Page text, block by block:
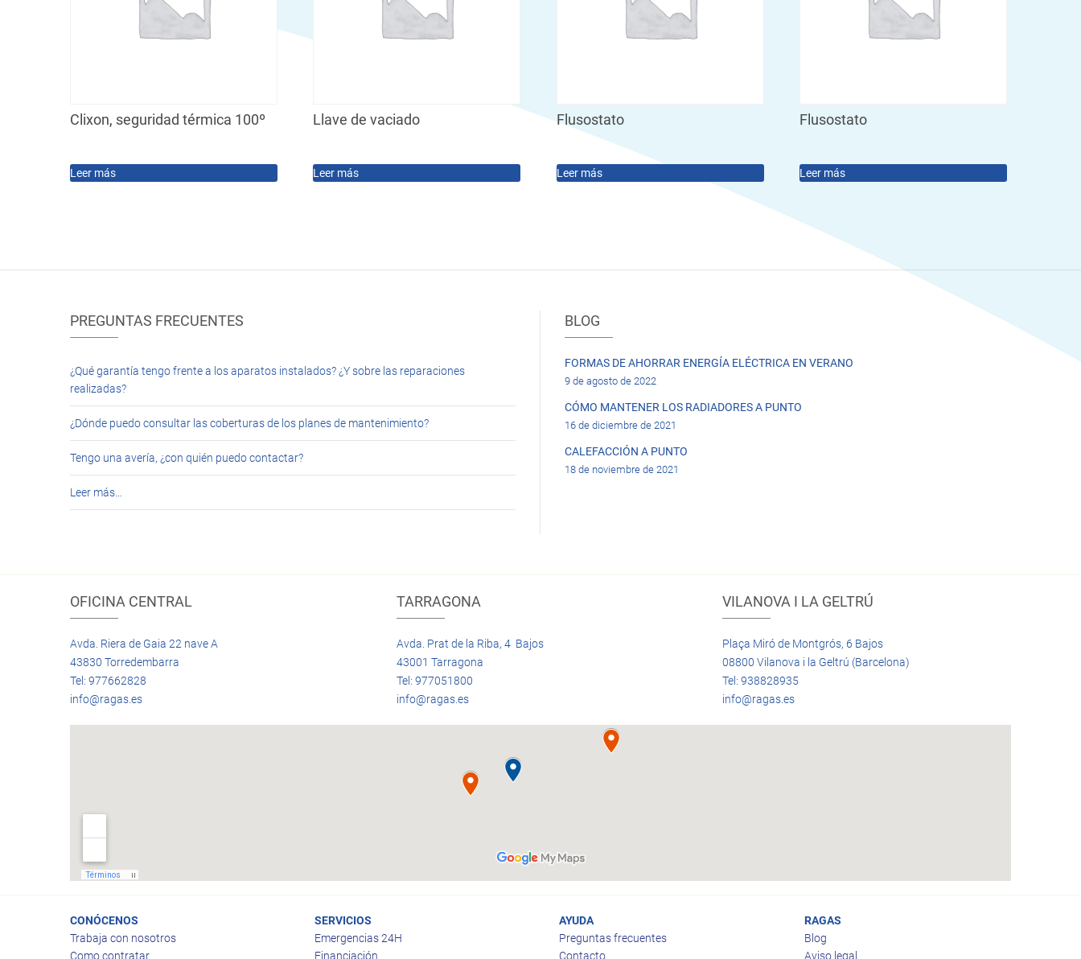
Clixon, seguridad térmica 100º
Leer más
Llave de vaciado
Leer más
Flusostato
Leer más
Flusostato
Leer más
PREGUNTAS FRECUENTES
¿Qué garantía tengo frente a los aparatos instalados? ¿Y sobre las reparaciones
realizadas?
¿Dónde puedo consultar las coberturas de los planes de mantenimiento?
Tengo una avería, ¿con quién puedo contactar?
Leer más…
BLOG
FORMAS DE AHORRAR ENERGÍA ELÉCTRICA EN VERANO
9 de agosto de 2022
CÓMO MANTENER LOS RADIADORES A PUNTO
16 de diciembre de 2021
CALEFACCIÓN A PUNTO
18 de noviembre de 2021
OFICINA CENTRAL
Avda. Riera de Gaia 22 nave A
43830 Torredembarra
Tel: 977662828
info@ragas.es
TARRAGONA
Avda. Prat de la Riba, 4 Bajos
43001 Tarragona
Tel: 977051800
info@ragas.es
VILANOVA I LA GELTRÚ
Plaça Miró de Montgrós, 6 Bajos
08800 Vilanova i la Geltrú (Barcelona)
Tel: 938828935
info@ragas.es
CONÓCENOS
Trabaja con nosotros
Como contratar
SERVICIOS
Emergencias 24H
Financiación
AYUDA
Preguntas frecuentes
Contacto
RAGAS
Blog
Aviso legal